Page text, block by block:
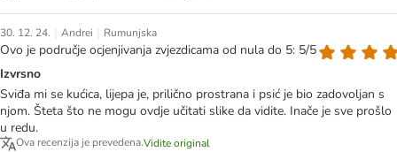
30. 12. 24. | Andrei | Rumunjska
Ovo je područje ocjenjivanja zvjezdicama od nula do 5: 5/5
Izvrsno
Sviđa mi se kućica, lijepa je, prilično prostrana i psić je bio zadovoljan s
njom. Šteta što ne mogu ovdje učitati slike da vidite. Inače je sve prošlo
u redu.
Ova recenzija je prevedena.Vidite original